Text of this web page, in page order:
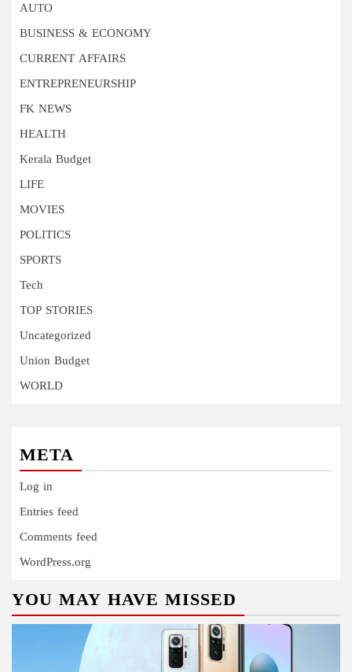
AUTO
BUSINESS & ECONOMY
CURRENT AFFAIRS
ENTREPRENEURSHIP
FK NEWS
HEALTH
Kerala Budget
LIFE
MOVIES
POLITICS
SPORTS
Tech
TOP STORIES
Uncategorized
Union Budget
WORLD
META
Log in
Entries feed
Comments feed
WordPress.org
YOU MAY HAVE MISSED